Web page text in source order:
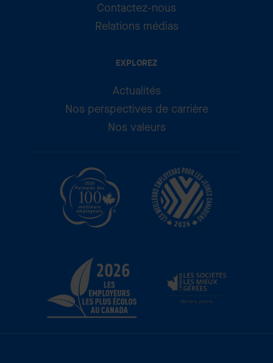
Contactez-nous
Relations médias
EXPLOREZ
Actualités
Nos perspectives de carrière
Nos valeurs